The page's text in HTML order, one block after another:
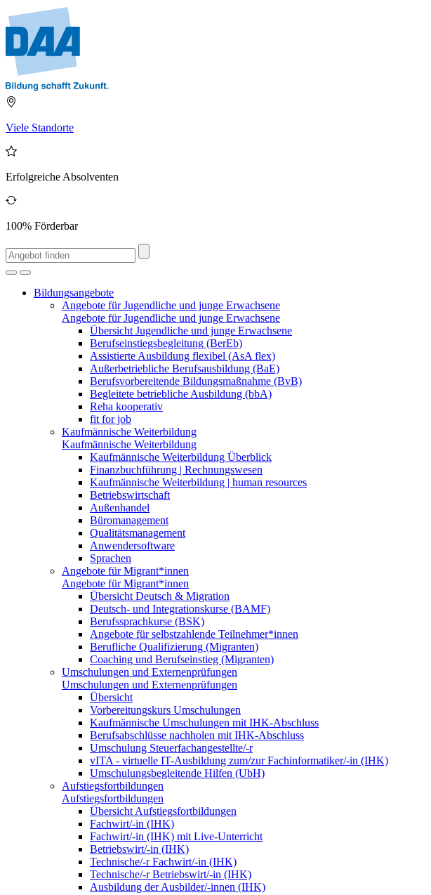
Viele Standorte
Erfolgreiche Absolventen
100% Förderbar
Bildungsangebote
Angebote für Jugendliche und junge Erwachsene
Angebote für Jugendliche und junge Erwachsene
Übersicht Jugendliche und junge Erwachsene
Berufseinstiegsbegleitung (BerEb)
Assistierte Ausbildung flexibel (AsA flex)
Außerbetriebliche Berufsausbildung (BaE)
Berufsvorbereitende Bildungsmaßnahme (BvB)
Begleitete betriebliche Ausbildung (bbA)
Reha kooperativ
fit for job
Kaufmännische Weiterbildung
Kaufmännische Weiterbildung
Kaufmännische Weiterbildung Überblick
Finanzbuchführung | Rechnungswesen
Kaufmännische Weiterbildung | human resources
Betriebswirtschaft
Außenhandel
Büromanagement
Qualitätsmanagement
Anwendersoftware
Sprachen
Angebote für Migrant*innen
Angebote für Migrant*innen
Übersicht Deutsch & Migration
Deutsch- und Integrationskurse (BAMF)
Berufssprachkurse (BSK)
Angebote für selbstzahlende Teilnehmer*innen
Berufliche Qualifizierung (Migranten)
Coaching und Berufseinstieg (Migranten)
Umschulungen und Externenprüfungen
Umschulungen und Externenprüfungen
Übersicht
Vorbereitungskurs Umschulungen
Kaufmännische Umschulungen mit IHK-Abschluss
Berufsabschlüsse nachholen mit IHK-Abschluss
Umschulung Steuerfachangestellte/-r
vITA - virtuelle IT-Ausbildung zum/zur Fachinformatiker/-in (IHK)
Umschulungsbegleitende Hilfen (UbH)
Aufstiegsfortbildungen
Aufstiegsfortbildungen
Übersicht Aufstiegsfortbildungen
Fachwirt/-in (IHK)
Fachwirt/-in (IHK) mit Live-Unterricht
Betriebswirt/-in (IHK)
Technische/-r Fachwirt/-in (IHK)
Technische/-r Betriebswirt/-in (IHK)
Ausbildung der Ausbilder/-innen (IHK)